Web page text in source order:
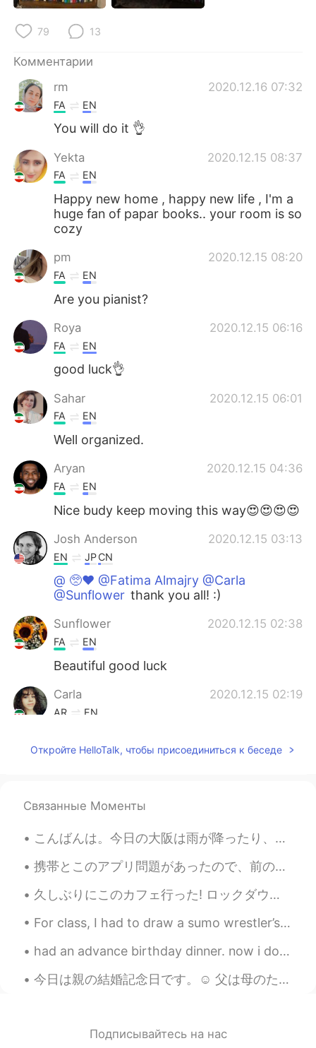
79 13
Комментарии
rm
2020.12.16 07:32
FA EN
You will do it 👌
Yekta 2020.12.15 08:37
FA EN
Happy new home , happy new life , I'm a
huge fan of papar books.. your room is so
cozy
pm 2020.12.15 08:20
FA EN
Are you pianist?
Roya 2020.12.15 06:16
FA EN
good luck👌
Sahar 2020.12.15 06:01
FA EN
Well organized.
Aryan 2020.12.15 04:36
FA EN
Nice budy keep moving this way😍😍😍😍
Josh Anderson 2020.12.15 03:13
EN JPCN
@ 🥺♥️ @Fatima Almajry @Carla
@Sunflower thank you all! :)
Sunflower 2020.12.15 02:38
FA EN
Beautiful good luck
Carla 2020.12.15 02:19
AR EN
everywhere. 👌❤
AR EN
Wow this is amazing
Josh Anderson 2020.12.15 02:08
Oklahoma City, the capital of
the state of Oklahoma here in the USA!
Откройте HelloTalk, чтобы присоединиться к беседе
Связанные Моменты
こんばんは。今日の大阪は雨が降ったり、やんたりしました。皆さんは何をしましたか？私は早起きして、ジムに行ってから、仕事をしました。二週間仕事を続けて、自分にへご褒美に今晩は焼き河豚を食べました。...
携帯とこのアプリ問題があったので、前の全てのチャットが消えた There was a problem with my cellphone and this app, and all my pre...
久しぶりにこのカフェ行った! ロックダウン終わったのにまだ閉まっていたから心配した。大抵ブラックコーヒーしか飲むけど今日の朝急にフラットホワイト飲みたかった。😅 家に帰りたくないけど1時間後に会...
For class, I had to draw a sumo wrestler’s apron... this is what I came up with... 私のクラスでは、自分で相...
had an advance birthday dinner. now i don't feel like doing anything on my exact birth day hahah....
今日は親の結婚記念日です。☺ 父は母のために花を買いました。そして、母はハワイ料理が大好きなので、晩ごはんに食べました。デザートはフルーツタルトでした! 26年間結婚しています。🥰 Today...
Подписывайтесь на нас